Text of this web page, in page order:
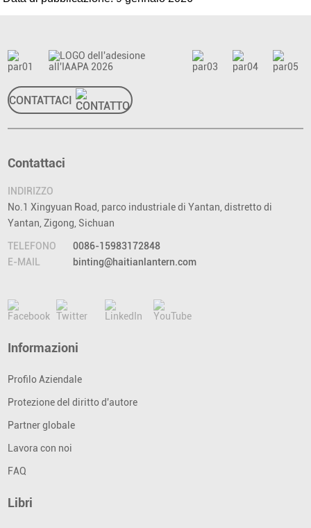
CONTATTACI
Contattaci
INDIRIZZO
No.1 Xingyuan Road, parco industriale di Yantan, distretto di
Yantan, Zigong, Sichuan
TELEFONO
0086-15983172848
E-MAIL
binting@haitianlantern.com
Informazioni
Profilo Aziendale
Protezione del diritto d'autore
Partner globale
Lavora con noi
FAQ
Libri